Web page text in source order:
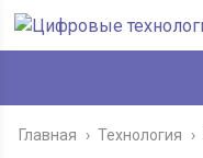
Главная › Технология ›